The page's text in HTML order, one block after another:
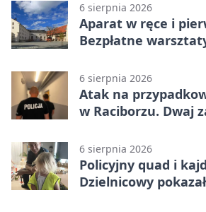
6 sierpnia 2026
Aparat w ręce i
Bezpłatne
6 sierpnia 2026
Atak na
w Raciborzu. Dwaj
6 sierpnia 2026
Policyjny quad i
Dzielnicowy